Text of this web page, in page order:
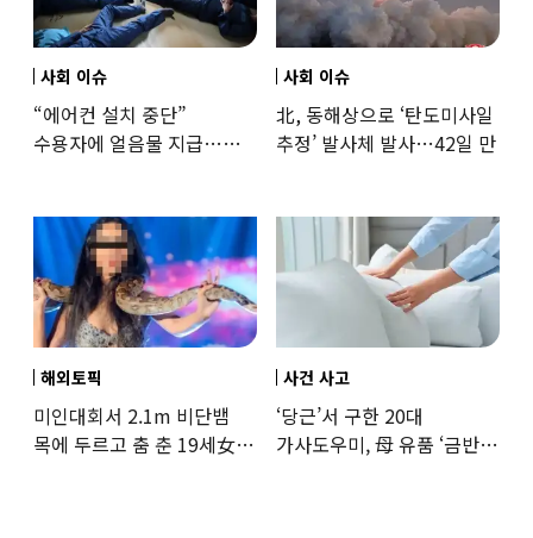
사회 이슈
“에어컨 설치 중단”
수용자에 얼음물 지급…
사회 이슈
北, 동해상으로 ‘탄도미사일
추정’ 발사체 발사…42일 만
해외토픽
미인대회서 2.1m 비단뱀
목에 두르고 춤 춘 19세女
사건 사고
‘당근’서 구한 20대
가사도우미, 母 유품 ‘금반지